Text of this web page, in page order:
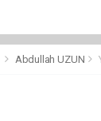
Abdullah UZUN